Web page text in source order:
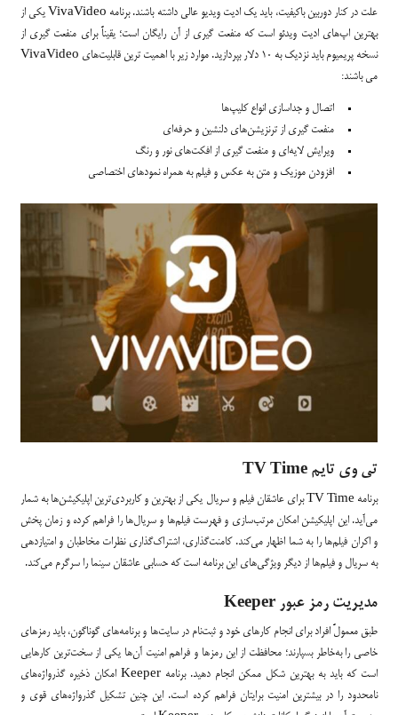
علت در کنار دوربین با‌کیفیت، باید یک ادیت ویدیو عالی داشته باشند. برنامه VivaVideo یکی از
بهترین اپ‌های ادیت ویدئو است که منفعت گیری از آن رایگان است؛ یقیناً برای منفعت گیری از
نسخه پریمیوم باید نزدیک به 10 دلار بپردازید. موارد زیر با اهمیت ترین قابلیت‌های VivaVideo
می باشند:
اتصال و جداسازی انواع کلیپ‌ها
منفعت گیری از ترنزیشن‌های دلنشین و حرفه‌ای
ویرایش لایه‌ای و منفعت گیری از افکت‌های نور و رنگ
افزودن موزیک و متن به عکس و فیلم به همراه نمود‌های اختصاصی
تی وی تایم TV Time
برنامه TV Time برای عاشقان فیلم و سریال یکی از بهترین و کاربردی‌ترین اپلیکیشن‌ها به شمار
می‌آید. این اپلیکیشن امکان مرتب‌سازی و فهرست فیلم‌ها و سریال‌ها را فراهم کرده و زمان پخش
و اکران فیلم‌ها را به شما اظهار می‌کند. کامنت‌گذاری، اشتراک‌گذاری نظرات مخاطبان و امتیازدهی
به سریال و فیلم‌ها از دیگر ویژگی‌های این برنامه است که حسابی عاشقان سینما را سرگرم می‌کند.
مدیریت رمز عبور Keeper
طبق معمولً افراد برای انجام کارهای خود و ثبت‌نام در سایت‌ها و برنامه‌های گوناگون، باید رمزهای
خاصی را به‌خاطر بسپارند؛ محافظت از این رمزها و فراهم امنیت آن‌ها یکی از سخت‌ترین کارهایی
است که باید به بهترین شکل ممکن انجام دهید. برنامه Keeper امکان ذخیره گذرواژه‌های
نامحدود را در بیشترین امنیت برایتان فراهم کرده است. این چنین تشکیل گذرواژه‌های قوی و